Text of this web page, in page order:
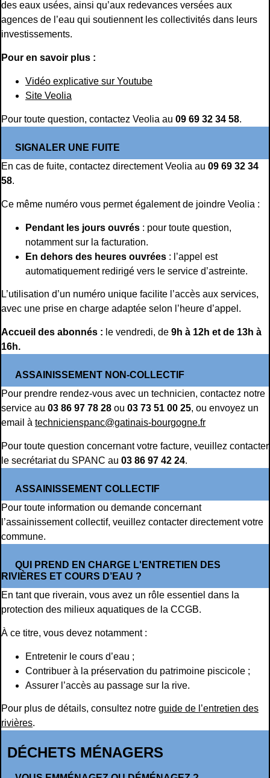
des eaux usées, ainsi qu’aux redevances versées aux
agences de l’eau qui soutiennent les collectivités dans leurs
investissements.
Pour en savoir plus :
Vidéo explicative sur Youtube
Site Veolia
Pour toute question, contactez Veolia au 09 69 32 34 58.
SIGNALER UNE FUITE
En cas de fuite, contactez directement Veolia au 09 69 32 34
58.
Ce même numéro vous permet également de joindre Veolia :
Pendant les jours ouvrés : pour toute question,
notamment sur la facturation.
En dehors des heures ouvrées : l’appel est
automatiquement redirigé vers le service d’astreinte.
L’utilisation d’un numéro unique facilite l’accès aux services,
avec une prise en charge adaptée selon l’heure d’appel.
Accueil des abonnés : le vendredi, de 9h à 12h et de 13h à
16h.
ASSAINISSEMENT NON-COLLECTIF
Pour prendre rendez-vous avec un technicien, contactez notre
service au 03 86 97 78 28 ou 03 73 51 00 25, ou envoyez un
email à technicienspanc@gatinais-bourgogne.fr
Pour toute question concernant votre facture, veuillez contacter
le secrétariat du SPANC au 03 86 97 42 24.
ASSAINISSEMENT COLLECTIF
Pour toute information ou demande concernant
l’assainissement collectif, veuillez contacter directement votre
commune.
QUI PREND EN CHARGE L'ENTRETIEN DES
RIVIÈRES ET COURS D’EAU ?
En tant que riverain, vous avez un rôle essentiel dans la
protection des milieux aquatiques de la CCGB.
À ce titre, vous devez notamment :
Entretenir le cours d’eau ;
Contribuer à la préservation du patrimoine piscicole ;
Assurer l’accès au passage sur la rive.
Pour plus de détails, consultez notre guide de l’entretien des
rivières.
DÉCHETS MÉNAGERS